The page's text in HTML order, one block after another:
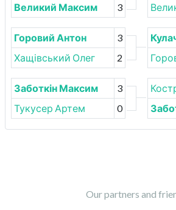
Великий Максим
3
Горовий Антон
3
Хащівський Олег
2
Заботкін Максим
3
Тукусер Артем
0
Our partners and